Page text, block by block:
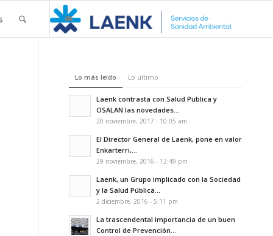
Lo más leído Lo último
Laenk contrasta con Salud Publica y
OSALAN las novedades...
20 noviembre, 2017 - 10:05 am
El Director General de Laenk, pone en valor
Enkarterri,...
29 noviembre, 2016 - 12:49 pm
Laenk, un Grupo implicado con la Sociedad
y la Salud Pública...
2 diciembre, 2016 - 5:11 pm
La trascendental importancia de un buen
Control de Prevención...